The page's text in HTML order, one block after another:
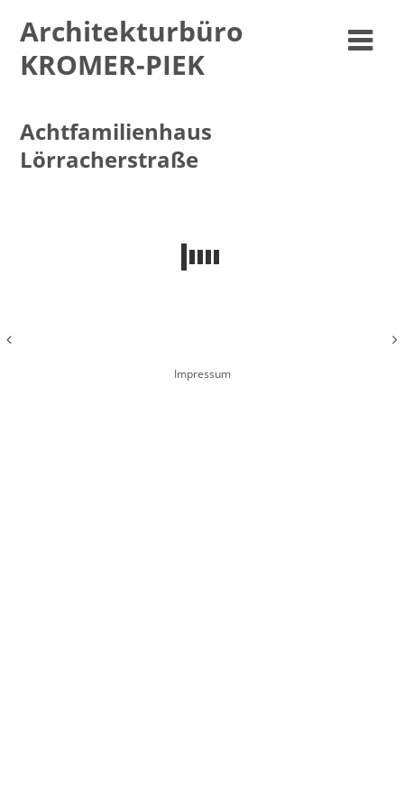
Architekturbüro
KROMER-PIEK
Achtfamilienhaus
Lörracherstraße
Impressum